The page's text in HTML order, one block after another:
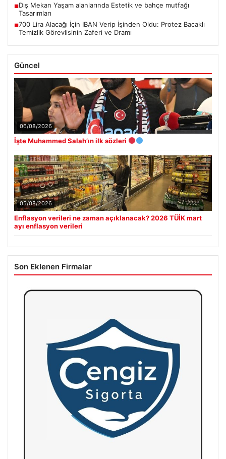
■Dış Mekan Yaşam alanlarında Estetik ve bahçe mutfağı
Tasarımları
■700 Lira Alacağı İçin IBAN Verip İşinden Oldu: Protez Bacaklı
Temizlik Görevlisinin Zaferi ve Dramı
Güncel
06/08/2026
İşte Muhammed Salah’ın ilk sözleri
05/08/2026
Enflasyon verileri ne zaman açıklanacak? 2026 TÜİK mart
ayı enflasyon verileri
Son Eklenen Firmalar